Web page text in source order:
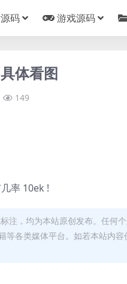
码 游戏源码
体看图
149
率 10ek !
注，均为本站原创发布。任何
等各类媒体平台。如若本站内